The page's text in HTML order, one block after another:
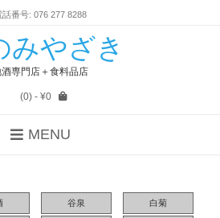
話番号: 076 277 8288
みやざき
専門店＋食料品店
(0)- ¥0
MENU
谷泉 白菊